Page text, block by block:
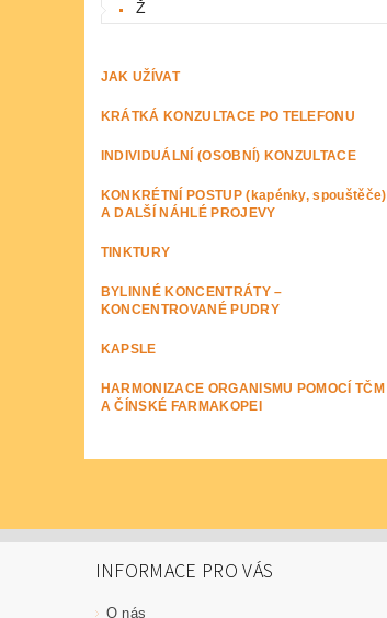
Ž
JAK UŽÍVAT
KRÁTKÁ KONZULTACE PO TELEFONU
INDIVIDUÁLNÍ (OSOBNÍ) KONZULTACE
KONKRÉTNÍ POSTUP (kapénky, spouštěče)
A DALŠÍ NÁHLÉ PROJEVY
TINKTURY
BYLINNÉ KONCENTRÁTY –
KONCENTROVANÉ PUDRY
KAPSLE
HARMONIZACE ORGANISMU POMOCÍ TČM
A ČÍNSKÉ FARMAKOPEI
INFORMACE PRO VÁS
O nás